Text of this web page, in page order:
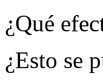
¿Qué
¿Esto se